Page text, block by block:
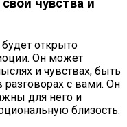
чувства и
открыто
Он может
и чувствах, быть
с вами. Он
для него и
близость.